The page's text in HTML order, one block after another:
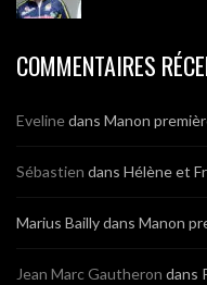
COMMENTAIRES
Evelinedans Manon
Sébastien dans Hélène et
Marius Baillydans Manon
Jean Marc Gautheron dans